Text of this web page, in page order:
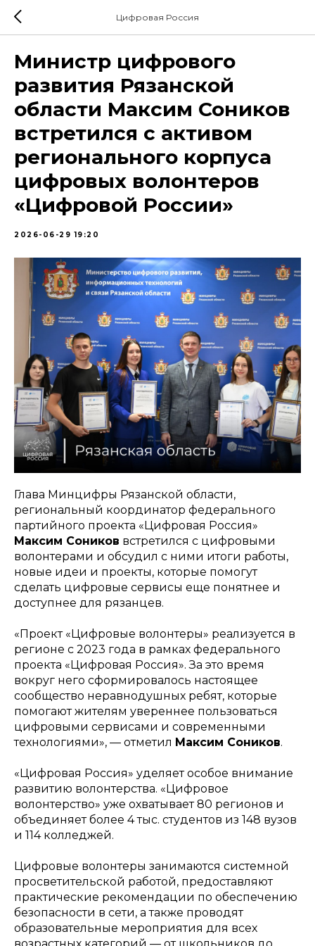
Цифровая Россия
Министр цифрового
развития Рязанской
области Максим Соников
встретился с активом
регионального корпуса
цифровых волонтеров
«Цифровой России»
2026-06-29 19:20
Глава Минцифры Рязанской области,
региональный координатор федерального
партийного проекта «Цифровая Россия»
Максим Соников встретился с цифровыми
волонтерами и обсудил с ними итоги работы,
новые идеи и проекты, которые помогут
сделать цифровые сервисы еще понятнее и
доступнее для рязанцев.
«Проект «Цифровые волонтеры» реализуется в
регионе с 2023 года в рамках федерального
проекта «Цифровая Россия». За это время
вокруг него сформировалось настоящее
сообщество неравнодушных ребят, которые
помогают жителям увереннее пользоваться
цифровыми сервисами и современными
технологиями», — отметил Максим Соников.
«Цифровая Россия» уделяет особое внимание
развитию волонтерства. «Цифровое
волонтерство» уже охватывает 80 регионов и
объединяет более 4 тыс. студентов из 148 вузов
и 114 колледжей.
Цифровые волонтеры занимаются системной
просветительской работой, предоставляют
практические рекомендации по обеспечению
безопасности в сети, а также проводят
образовательные мероприятия для всех